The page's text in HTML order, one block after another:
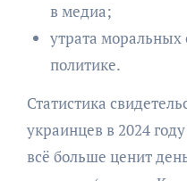
в медиа;
утрата моральных
политике.
Статистика
украинцев в 2024
всё больше ценит